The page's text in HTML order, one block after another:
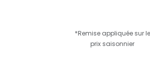
*Remise appliquée sur le
prix saisonnier